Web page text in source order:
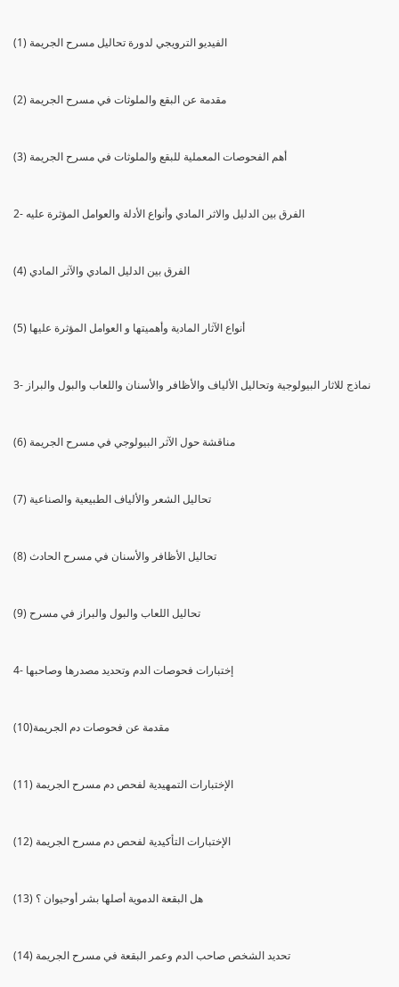
(1) الفيديو الترويجي لدورة تحاليل مسرح الجريمة
(2) مقدمة عن البقع والملوثات في مسرح الجريمة
(3) أهم الفحوصات المعملية للبقع والملوثات في مسرح الجريمة
2- الفرق بين الدليل والاثر المادي وأنواع الأدلة والعوامل المؤثرة عليه
(4) الفرق بين الدليل المادي والآثر المادي
(5) أنواع الآثار المادية وأهميتها و العوامل المؤثرة عليها
3- نماذج للاثار البيولوجية وتحاليل الألياف والأظافر والأسنان واللعاب والبول والبراز
(6) مناقشة حول الآثر البيولوجي في مسرح الجريمة
(7) تحاليل الشعر والألياف الطبيعية والصناعية
(8) تحاليل الأظافر والأسنان في مسرح الحادث
(9) تحاليل اللعاب والبول والبراز في مسرح
4- إختبارات فحوصات الدم وتحديد مصدرها وصاحبها
(10)مقدمة عن فحوصات دم الجريمة
(11) الإختبارات التمهيدية لفحص دم مسرح الجريمة
(12) الإختبارات التأكيدية لفحص دم مسرح الجريمة
(13) هل البقعة الدموية أصلها بشر أوحيوان ؟
(14) تحديد الشخص صاحب الدم وعمر البقعة في مسرح الجريمة